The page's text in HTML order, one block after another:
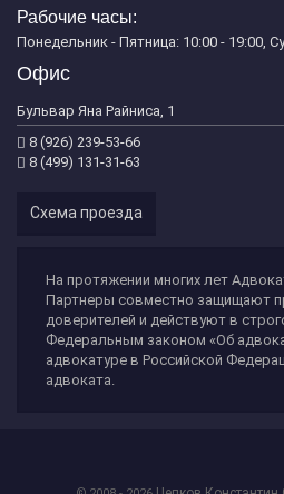
Рабочие часы:
Понедельник - Пятница: 10:00 - 19:00,
Офис
Бульвар Яна Райниса, 1
8 (926) 239-53-66
8 (499) 131-31-63
Схема проезда
На протяжении многих лет
Партнеры совместно защищают
доверителей и действуют в
Федеральным законом «Об
адвокатуре в Российской
адвоката.